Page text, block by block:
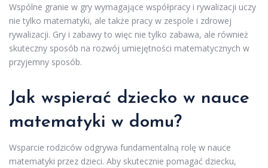
Wspólne granie w gry wymagające współpracy i rywalizacji uczy
nie tylko matematyki, ale także pracy w zespole i zdrowej
rywalizacji. Gry i zabawy to więc nie tylko zabawa, ale również
skuteczny sposób na rozwój umiejętności matematycznych w
przyjemny sposób.
Jak wspierać dziecko w nauce
matematyki w domu?
Wsparcie rodziców odgrywa fundamentalną rolę w nauce
matematyki przez dzieci. Aby skutecznie pomagać dziecku,